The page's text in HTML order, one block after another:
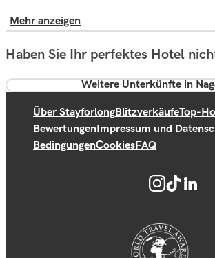
Mehr anzeigen
Haben Sie Ihr perfektes Hotel
Weitere Unterkünfte in
Über StayforlongBlitzverkäufeTop-
BewertungenImpressum und
BedingungenCookiesFAQ